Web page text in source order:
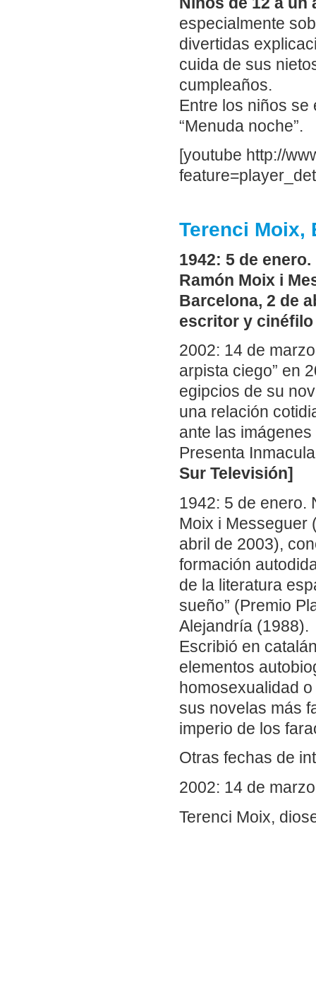
especialmente
divertidas
cuida de sus
cumpleaños.
Entre los niños
“Menuda noche”.
[youtube http://
Terenci Moix,
1942: 5 de
Ramón Moix i
Barcelona, 2 de
escritor y cinéfilo
2002: 14 de
arpista ciego” en
egipcios de su
una relación
ante las
Presenta
Sur Televisión]
1942: 5 de enero.
Moix i Messeguer
abril de 2003),
formación
de la literatura
sueño” (Premio
Alejandría (1988).
Escribió en
elementos
homosexualidad
sus novelas más
imperio de los
Otras fechas de
2002: 14 de
Terenci Moix,